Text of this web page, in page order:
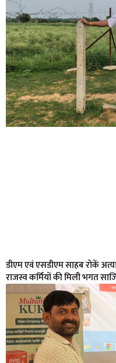
डीएम एवं एसडीएम साहब रोकें
राजस्व कर्मियों की मिली भगत